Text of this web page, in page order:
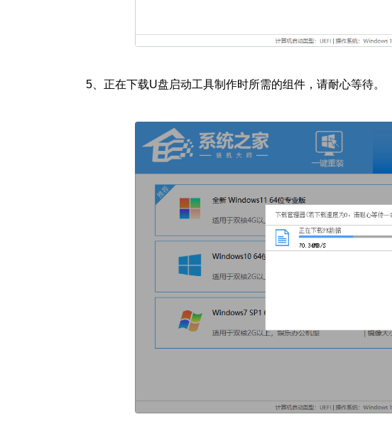
5、 正在下载U盘启动工具制作时所需的组件，请耐心等待。